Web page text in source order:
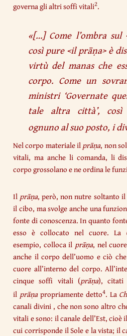
governa gli altri soffi vitali2.
«[…] Come l’ombra sul
così pure <il prāṇa> è
virtù del manas che
corpo. Come un
ministri ‘Governate
tale altra città’,
ognuno al suo posto, i
Nel corpo materiale ilprāṇa, non
vitali, ma anche li comanda, li
corpo grossolano e ne ordina le
Il prāṇa, però, non nutre soltanto
il cibo, ma svolge anche una
fonte di conoscenza. In quanto
esso è collocato nel cuore. La
esempio, colloca il prāṇa, nel
anche il corpo dell’uomo e ciò
cuore all’interno del corpo.
cinque soffi vitali (prāṇa), citati
il prāṇapropriamente detto4. La
canali divini , che non sono altro
vitali e sono: il canale dell’Est, cioè il
cui corrisponde il Sole e la vista; il